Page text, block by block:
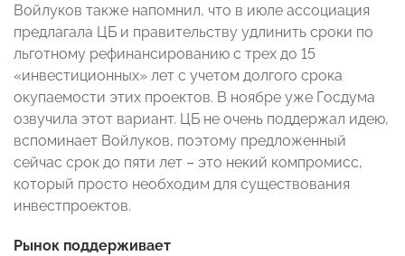
Войлуков также напомнил, что в июле ассоциация
предлагала ЦБ и правительству удлинить сроки по
льготному рефинансированию с трех до 15
«инвестиционных» лет с учетом долгого срока
окупаемости этих проектов. В ноябре уже Госдума
озвучила этот вариант. ЦБ не очень поддержал идею,
вспоминает Войлуков, поэтому предложенный
сейчас срок до пяти лет – это некий компромисс,
который просто необходим для существования
инвестпроектов.
Рынок поддерживает